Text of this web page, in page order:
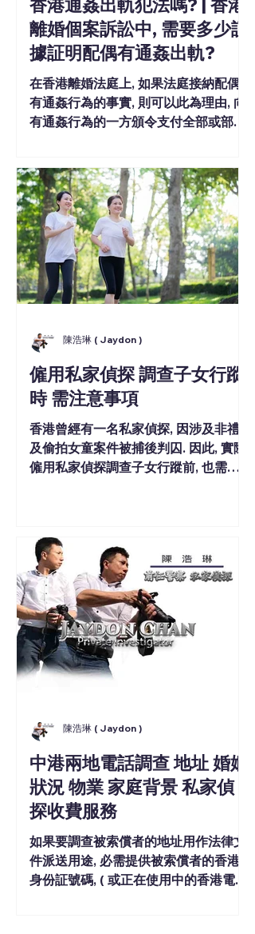
香港通姦出軌犯法嗎? | 香港
離婚個案訴訟中, 需要多少証
據証明配偶有通姦出軌?
在香港離婚法庭上, 如果法庭接納配偶
有通姦行為的事實, 則可以此為理由, 向
有通姦行為的一方頒令支付全部或部份
僱用私家偵探 調查子女行蹤
時 需注意事項
香港曾經有一名私家偵探, 因涉及非禮
及偷拍女童案件被捕後判囚. 因此, 實際
僱用私家偵探調查子女行蹤前, 也需要
陳浩琳 ( Jaydon )
中港兩地電話調查 地址 婚姻
狀況 物業 家庭背景 私家偵
探收費服務
如果要調查被索償者的地址用作法律文
件派送用途, 必需提供被索償者的香港
身份証號碼, ( 或正在使用中的香港電話
陳浩琳 ( Jaydon )